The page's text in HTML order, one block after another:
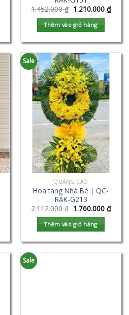
1.452.000₫ 1.210.000 ₫
Thêm vào giỏ hàng
Sale
QUẢNG CÁO
Hoa tang Nhà Bè | QC-
RAK-G213
2.112.000₫ 1.760.000 ₫
Thêm vào giỏ hàng
Sale